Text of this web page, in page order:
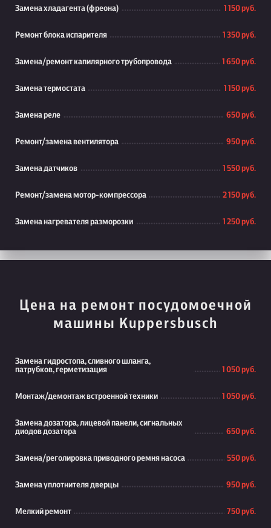
Замена хладагента (фреона) 1 150 руб.
Ремонт блока испарителя 1 350 руб.
Замена/ремонт капилярного трубопровода 1 650 руб.
Замена термостата 1 150 руб.
Замена реле 650 руб.
Ремонт/замена вентилятора 950 руб.
Замена датчиков 1 550 руб.
Ремонт/замена мотор-компрессора 2 150 руб.
Замена нагревателя разморозки 1 250 руб.
Цена на ремонт посудомоечной
машины Kuppersbusch
Замена гидростопа, сливного шланга,
патрубков, герметизация
1 050 руб.
Монтаж/демонтаж встроенной техники 1 050 руб.
Замена дозатора, лицевой панели, сигнальных
диодов дозатора
650 руб.
Замена/реголировка приводного ремня насоса 550 руб.
Замена уплотнителя дверцы 950 руб.
Мелкий ремонт 750 руб.